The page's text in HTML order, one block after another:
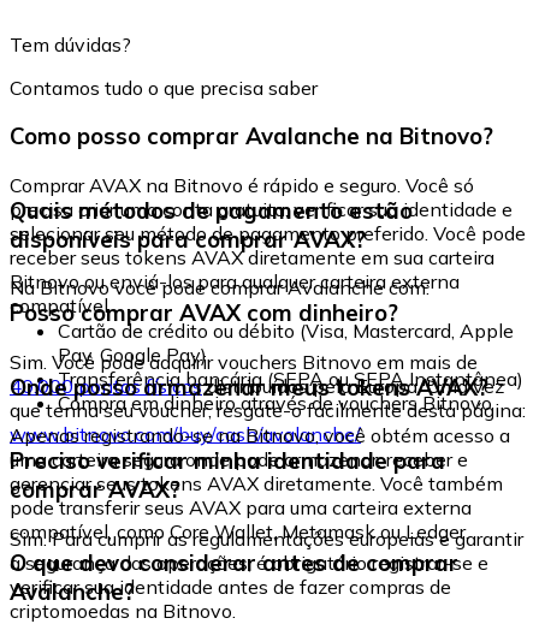
Tem dúvidas?
Contamos tudo o que precisa saber
Como posso comprar Avalanche na Bitnovo?
Comprar AVAX na Bitnovo é rápido e seguro. Você só
precisa criar uma conta gratuita, verificar sua identidade e
selecionar seu método de pagamento preferido. Você pode
receber seus tokens AVAX diretamente em sua carteira
Bitnovo ou enviá-los para qualquer carteira externa
compatível.
Quais métodos de pagamento estão
disponíveis para comprar AVAX?
Na Bitnovo você pode comprar Avalanche com:
Cartão de crédito ou débito (Visa, Mastercard, Apple
Pay, Google Pay)
Transferência bancária (SEPA ou SEPA Instantânea)
Compra em dinheiro através de vouchers Bitnovo
Posso comprar AVAX com dinheiro?
Sim. Você pode adquirir vouchers Bitnovo em mais de
40.000 pontos físicosdistribuídos pela Europa. Uma vez
que tenha seu voucher, resgate-o facilmente desta página:
www.bitnovo.com/buy/cash/avalanche/
Onde posso armazenar meus tokens AVAX?
Apenas registrando-se na Bitnovo, você obtém acesso a
uma carteira segura onde pode armazenar, receber e
gerenciar seus tokens AVAX diretamente. Você também
pode transferir seus AVAX para uma carteira externa
compatível, como Core Wallet, Metamask ou Ledger.
Preciso verificar minha identidade para
comprar AVAX?
Sim. Para cumprir as regulamentações europeias e garantir
a segurança das operações, é obrigatório registrar-se e
verificar sua identidade antes de fazer compras de
criptomoedas na Bitnovo.
O que devo considerar antes de comprar
Avalanche?